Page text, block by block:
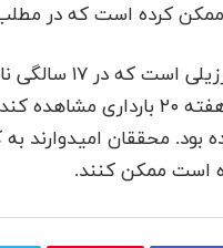
ممکن کرده است که در
است ممکن کنند.